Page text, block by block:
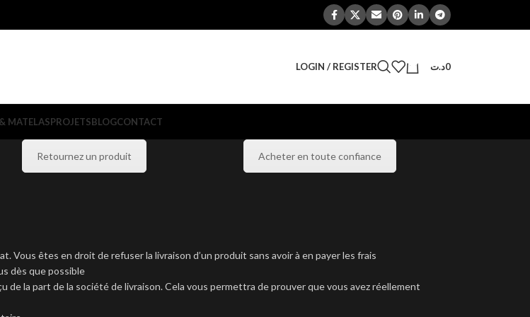
LOGIN / REGISTER 0د.ت
MATELASPROJETSBLOGCONTACT
Retournez un produit Acheter en toute confiance
Vous êtes en droit de refuser la livraison d’un produit sans avoir à en payer les frais
dès que possible
la part de la société de livraison. Cela vous permettra de prouver que vous avez réellement